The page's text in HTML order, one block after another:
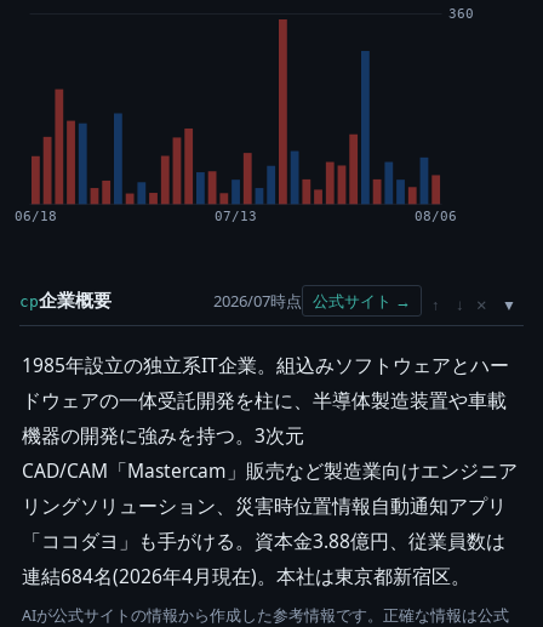
360
06/18 07/13 08/06
cp企業概要 2026/07時点 公式サイト → ↑ ↓ ×
1985年設立の独立系IT企業。組込みソフトウェアとハー
ドウェアの一体受託開発を柱に、半導体製造装置や車載
機器の開発に強みを持つ。3次元
CAD/CAM「Mastercam」販売など製造業向けエンジニア
リングソリューション、災害時位置情報自動通知アプリ
「ココダヨ」も手がける。資本金3.88億円、従業員数は
連結684名(2026年4月現在)。本社は東京都新宿区。
AIが公式サイトの情報から作成した参考情報です。正確な情報は公式